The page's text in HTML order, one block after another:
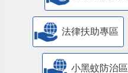
法律扶助專區
小黑蚊防治區